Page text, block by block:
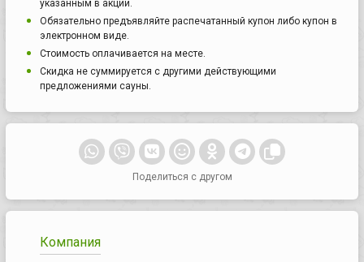
указанным в акции.
Обязательно предъявляйте распечатанный купон либо купон в
электронном виде.
Стоимость оплачивается на месте.
Скидка не суммируется с другими действующими
предложениями сауны.
Поделиться с другом
Компания